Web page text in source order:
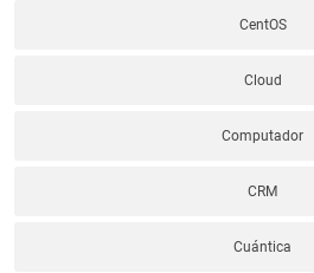
CentOS
Cloud
Computador
CRM
Cuántica